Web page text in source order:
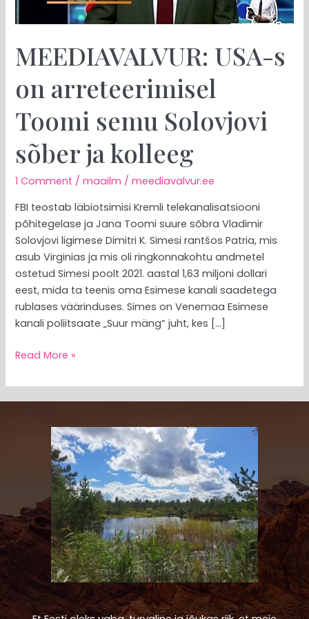
MEEDIAVALVUR: USA-s
on arreteerimisel
Toomi semu Solovjovi
sõber ja kolleeg
1 Comment /maailm /meediavalvur.ee
FBI teostab läbiotsimisi Kremli telekanalisatsiooni
põhitegelase ja Jana Toomi suure sõbra Vladimir
Solovjovi ligimese Dimitri K. Simesi rantšos Patria, mis
asub Virginias ja mis oli ringkonnakohtu andmetel
ostetud Simesi poolt 2021. aastal 1,63 miljoni dollari
eest, mida ta teenis oma Esimese kanali saadetega
rublases väärinduses. Simes on Venemaa Esimese
kanali poliitsaate „Suur mäng“ juht, kes […]
Solovjovi
sõber
kolleeg
Read More »